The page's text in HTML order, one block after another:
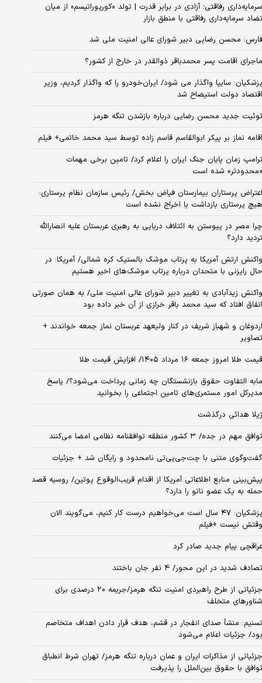
سرمایه‌داری رفاقتی؛ آزادی در برابر قدرت | تولد «کورپوراتیسم» از میان
تضاد سرمایه‌داری رفاقتی با منطق بازار
فارس: محسن رضایی دبیر شورای عالی امنیت ملی شد
ماجرای اقامت پسر محمدباقر ذوالقدر در خارج از کشور؟
پزشکیان: سایپا واگذار می شود/ ایران‌خودرو را که واگذار کردیم، وزیر
اقتصاد دولت استیضاح شد
توئیت جدید محسن رضایی درباره بازشدن تنگه هرمز
اقامه نماز بر پیکر ابوالقاسم قاسم زاده توسط سید محمد خاتمی+ فیلم
ترامپ زمان پایان جنگ ایران را اعلام کرد/ تامین برخی مهمات
«محدودتر» شده است
اعتراض پرستاران بیمارستان فیاض بخش/ رئیس سازمان نظام پرستاری:
هیچ پرستاری بازداشت یا اخراج نشده است
چرا مصر در پیوستن به ائتلاف دریایی به رهبری عربستان علیه انصارالله
تردید دارد؟
واکنش ارتش آمریکا به پرتاب موشک بالستیک کره شمالی/ آمریکا: در
حال رایزنی با متحدان درباره پرتاب موشک‌های اخیر هستیم
واکنش زیدآبادی به تغییر دبیر شورای عالی امنیت ملی/ به همان صورتی
اتفاق افتاد که سید محمد باقر خرازی از آن خبر داده بود
اردوغان و شهباز شریف در کنار ولیعهد عربستان نماز جمعه خواندند +
تصاویر
قیمت طلا امروز جمعه ۱۶ مرداد ۱۴۰۵/ افزایش قیمت طلا
مابه التفاوت حقوق بازنشستگان چه زمانی پرداخت می‌شود؟/ پاسخ
مدیرکل امور مستمری‌های تامین اجتماعی را بخوانید
ژیلا هدائی درگذشت
توافق مهم در جده/ ۳ کشور منطقه توافقنامه نظامی امضا می‌کنند
گفت‌وگوی متنی با چت‌جی‌پی‌تی نامحدود و رایگان شد + جزئیات
پیش‌بینی منابع اطلاعاتی آمریکا از اقدام قریب‌الوقوع پوتین/ روسیه قصد
حمله به یک عضو ناتو را دارد؟
پزشکیان: ۴۷ سال است می‌خواهیم درست کار کنیم، می‌گویند الان
وقتش نیست +فیلم
عراقچی پیام جدید صادر کرد
تصادف شدید در این محور/ ۴ نفر جان باختند
جزئیاتی از طرح راهبردی امنیت تنگه هرمز/جریمه ۲۰ درصدی برای
شناورهای متخلف
تسنیم: منشأ صدای انفجار در قشم، هدف قرار دادن اهداف متخاصم
بود/ جزئیات اعلام می‌شود
جزئیاتی از مذاکرات ایران و عمان درباره تنگه هرمز/ تهران شرط انطباق
توافق با حقوق بین‌الملل را پذیرفت